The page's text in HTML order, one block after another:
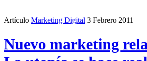
Artículo Marketing Digital 3 Febrero 2011
Nuevo marketing